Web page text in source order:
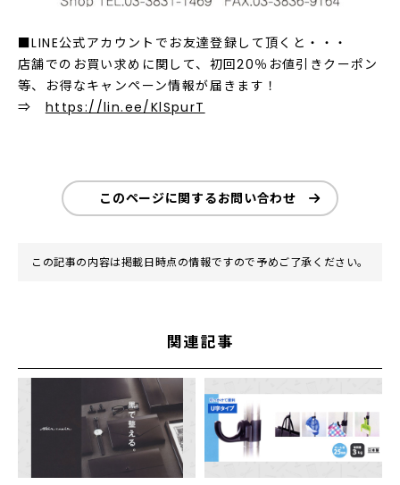
■LINE公式アカウントでお友達登録して頂くと・・・
店舗でのお買い求めに関して、初回20％お値引きクーポン
等、お得なキャンペーン情報が届きます！
⇒ https://lin.ee/KlSpurT
このページに関するお問い合わせ
この記事の内容は掲載日時点の情報ですので予めご了承ください。
関連記事